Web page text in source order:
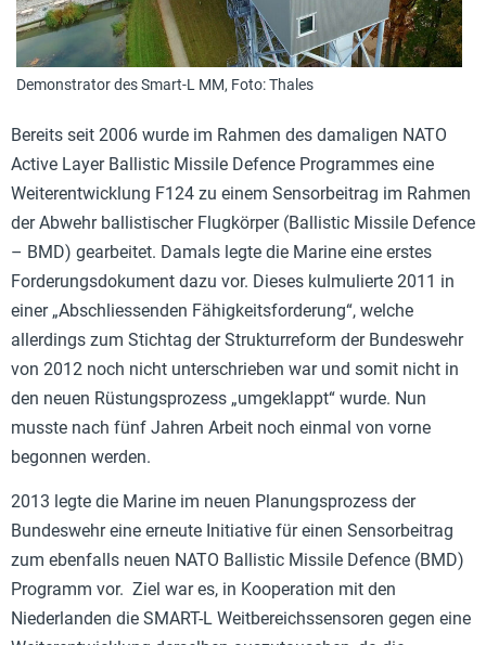
Demonstrator des Smart-L MM, Foto: Thales
Bereits seit 2006 wurde im Rahmen des damaligen NATO
Active Layer Ballistic Missile Defence Programmes eine
Weiterentwicklung F124 zu einem Sensorbeitrag im Rahmen
der Abwehr ballistischer Flugkörper (Ballistic Missile Defence
– BMD) gearbeitet. Damals legte die Marine eine erstes
Forderungsdokument dazu vor. Dieses kulmulierte 2011 in
einer „Abschliessenden Fähigkeitsforderung“, welche
allerdings zum Stichtag der Strukturreform der Bundeswehr
von 2012 noch nicht unterschrieben war und somit nicht in
den neuen Rüstungsprozess „umgeklappt“ wurde. Nun
musste nach fünf Jahren Arbeit noch einmal von vorne
begonnen werden.
2013 legte die Marine im neuen Planungsprozess der
Bundeswehr eine erneute Initiative für einen Sensorbeitrag
zum ebenfalls neuen NATO Ballistic Missile Defence (BMD)
Programm vor. Ziel war es, in Kooperation mit den
Niederlanden die SMART-L Weitbereichssensoren gegen eine